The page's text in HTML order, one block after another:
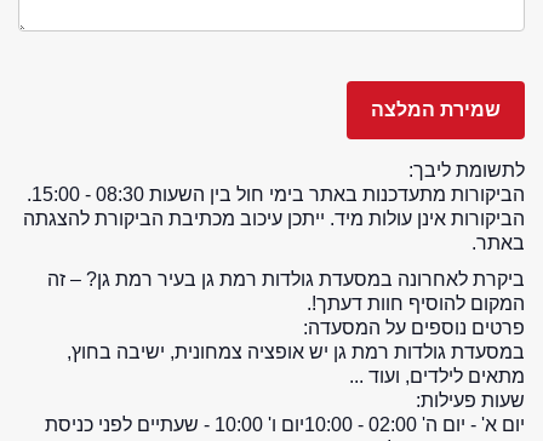
לתשומת ליבך:
הביקורות מתעדכנות באתר בימי חול בין השעות 08:30 - 15:00.
הביקורות אינן עולות מיד. ייתכן עיכוב מכתיבת הביקורת להצגתה
באתר.
ביקרת לאחרונה במסעדת גולדות רמת גן בעיר רמת גן? – זה
המקום להוסיף חוות דעתך!.
פרטים נוספים על המסעדה:
במסעדת גולדות רמת גן יש אופציה צמחונית, ישיבה בחוץ,
מתאים לילדים, ועוד ...
שעות פעילות:
יום א' - יום ה' 02:00 - 10:00
יום ו' 10:00 - שעתיים לפני כניסת